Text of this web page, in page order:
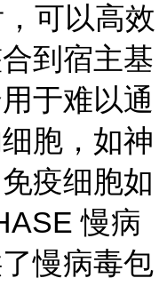
可以高效
到宿主基
于难以通
胞，如神
疫细胞如
慢病
慢病毒包